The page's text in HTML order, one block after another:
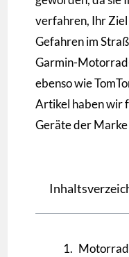
verfahren, Ihr
Gefahren im
Garmin-
ebenso wie
Artikel haben wir
Geräte der